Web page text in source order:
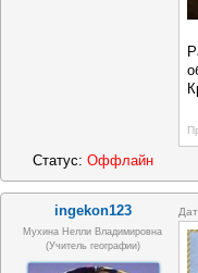
Статус: Оффлайн
ingekon123
Мухина Нелли Владимировна
(Учитель географии)